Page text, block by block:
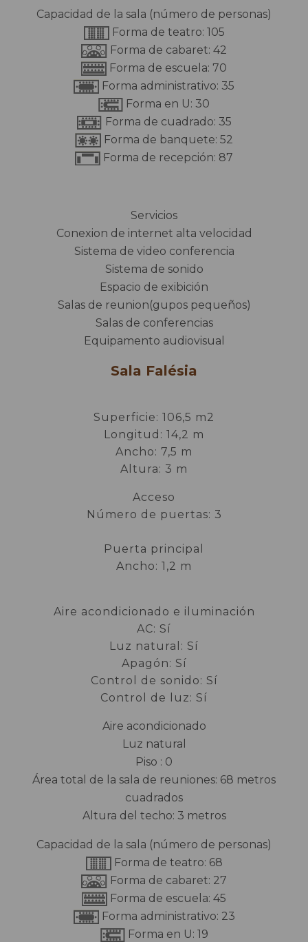
Capacidad de la sala (número de personas)
Forma de teatro: 105
Forma de cabaret: 42
Forma de escuela: 70
Forma administrativo: 35
Forma en U: 30
Forma de cuadrado: 35
Forma de banquete: 52
Forma de recepción: 87
Servicios
Conexion de internet alta velocidad
Sistema de video conferencia
Sistema de sonido
Espacio de exibición
Salas de reunion(gupos pequeños)
Salas de conferencias
Equipamento audiovisual
Sala Falésia
Superficie: 106,5 m2
Longitud: 14,2 m
Ancho: 7,5 m
Altura: 3 m
Acceso
Número de puertas: 3
Puerta principal
Ancho: 1,2 m
Aire acondicionado e iluminación
AC: Sí
Luz natural: Sí
Apagón: Sí
Control de sonido: Sí
Control de luz: Sí
Aire acondicionado
Luz natural
Piso : 0
Área total de la sala de reuniones: 68 metros
cuadrados
Altura del techo: 3 metros
Capacidad de la sala (número de personas)
Forma de teatro: 68
Forma de cabaret: 27
Forma de escuela: 45
Forma administrativo: 23
Forma en U: 19